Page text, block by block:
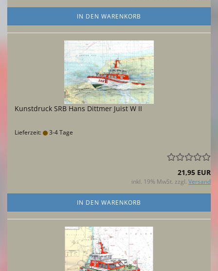
IN DEN WARENKORB
Kunstdruck SRB Hans Dittmer Juist W II
Lieferzeit: 3-4 Tage
21,95 EUR
inkl. 19% MwSt. zzgl. Versand
IN DEN WARENKORB